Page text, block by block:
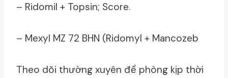
– Ridomil + Topsin; Score.
– Mexyl MZ 72 BHN (Ridomyl + Mancozeb
Theo dõi thường xuyên để phòng kịp thời